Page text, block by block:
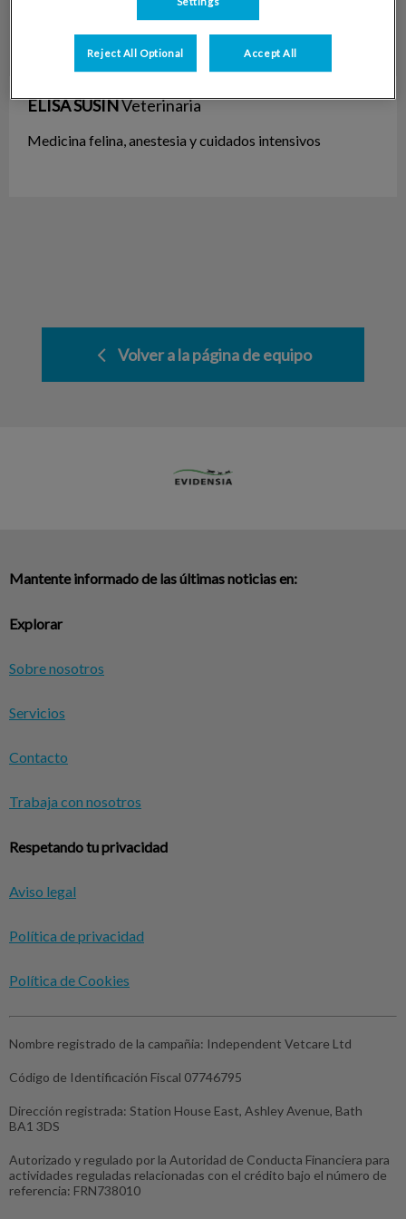
ELISA SUSINVeterinaria
Medicina felina, anestesia y cuidados intensivos
Volver a la página de equipo
Explorar
Sobre nosotros
Servicios
Contacto
Trabaja con nosotros
Respetando tu privacidad
Aviso legal
Política de privacidad
Política de Cookies
Mantente informado de las últimas noticias en:
Nombre registrado de la campañia: Independent Vetcare Ltd
Código de Identificación Fiscal 07746795
Dirección registrada: Station House East, Ashley Avenue, Bath
BA1 3DS
Autorizado y regulado por la Autoridad de Conducta Financiera para
actividades reguladas relacionadas con el crédito bajo el número de
referencia: FRN738010
Reject All Optional Accept All